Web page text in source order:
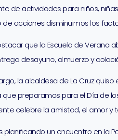
de actividades para niños,
acciones disminuimos los
que la Escuela de Verano
desayuno, almuerzo y
la alcaldesa de La Cruz
que preparamos para el Día de
celebre la amistad, el amor y
planificando un encuentro en la